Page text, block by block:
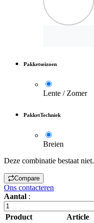
Pakketseizoen
Lente / Zomer
PakketTechniek
Breien
Deze combinatie bestaat niet.
Compare
Ons contacteren
Aantal :
Product Article